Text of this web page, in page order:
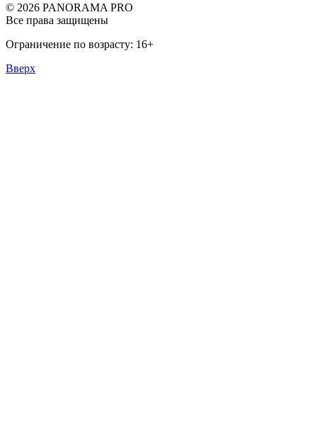
© 2026 PANORAMA PRO
Все права защищены
Ограничение по возрасту: 16+
Вверх